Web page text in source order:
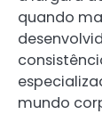
quando
mundo